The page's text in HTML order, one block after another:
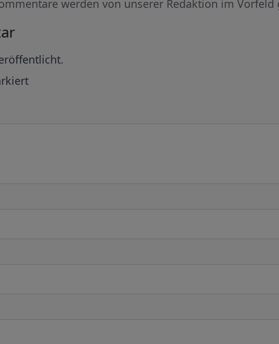
werden von unserer Redaktion im Vorfeld